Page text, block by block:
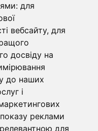
для
вебсайту, для
досвіду на
до наших
і
реклами
для
команда